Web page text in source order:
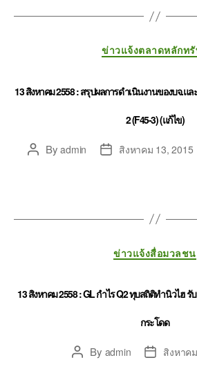
ข่าวแจ้งตลาดหลักท
13 สิงหาคม 2558 : สรุปผลการดำเนินงานของบจ.แ
2 (F45-3) (แก้ไข)
Byadmin สิงหาคม 13, 2015
ข่าวแจ้งสื่อมวลชน
13 สิงหาคม 2558 : GL กำไร Q2 ทุบสถิติทำนิวไฮ
กระโดด
By admin สิงหาค